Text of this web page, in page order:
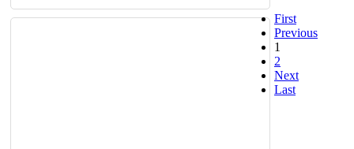
First
Previous
1
2
Next
Last